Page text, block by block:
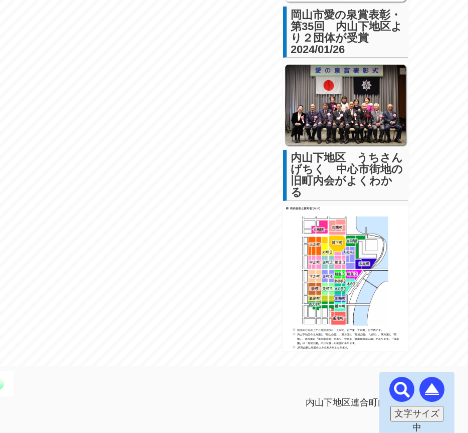
岡山市愛の泉賞表彰・
第35回 内山下地区よ
り２団体が受賞
2024/01/26
内山下地区 うちさん
げちく 中心市街地の
旧町内会がよくわか
る
内山下地区連合町内会 (^｡^)
文字サイズ
中